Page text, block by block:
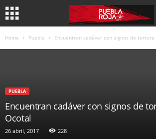
Home Puebla Encuentran cadáver con signos de tortura
PUEBLA
Encuentran cadáver con signos de
Ocotal
26 abril, 2017 228